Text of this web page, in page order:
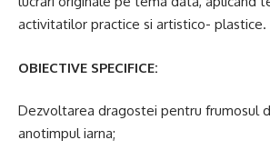
activitatilor practice si artistico- plastice.
OBIECTIVE SPECIFICE:
Dezvoltarea dragostei pentru frumosul
anotimpul iarna;